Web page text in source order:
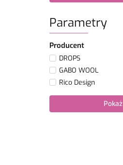
Parametry
Producent
DROPS
GABO WOOL
Rico Design
Pokaż